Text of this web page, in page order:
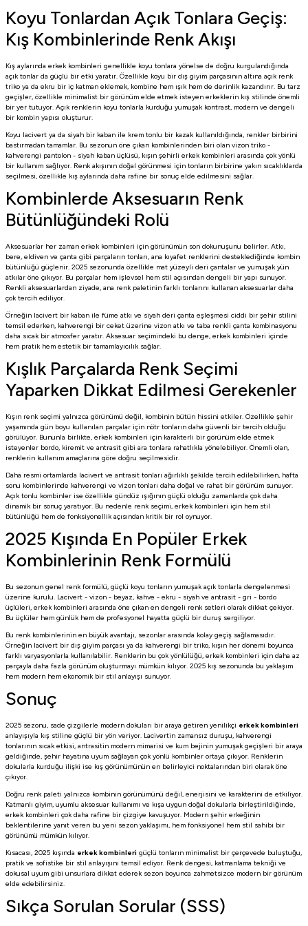
Koyu Tonlardan Açık Tonlara Geçiş:
Kış Kombinlerinde Renk Akışı
Kış aylarında erkek kombinleri genellikle koyu tonlara yönelse de doğru kurgulandığında
açık tonlar da güçlü bir etki yaratır. Özellikle koyu bir dış giyim parçasının altına açık renk
triko ya da ekru bir iç katman eklemek, kombine hem ışık hem de derinlik kazandırır. Bu tarz
geçişler, özellikle minimalist bir görünüm elde etmek isteyen erkeklerin kış stilinde önemli
bir yer tutuyor. Açık renklerin koyu tonlarla kurduğu yumuşak kontrast, modern ve dengeli
bir kombin yapısı oluşturur.
Koyu lacivert ya da siyah bir kaban ile krem tonlu bir kazak kullanıldığında, renkler birbirini
bastırmadan tamamlar. Bu sezonun öne çıkan kombinlerinden biri olan vizon triko -
kahverengi pantolon - siyah kaban üçlüsü, kışın şehirli erkek kombinleri arasında çok yönlü
bir kullanım sağlıyor. Renk akışının doğal görünmesi için tonların birbirine yakın sıcaklıklarda
seçilmesi, özellikle kış aylarında daha rafine bir sonuç elde edilmesini sağlar.
Kombinlerde Aksesuarın Renk
Bütünlüğündeki Rolü
Aksesuarlar her zaman erkek kombinleri için görünümün son dokunuşunu belirler. Atkı,
bere, eldiven ve çanta gibi parçaların tonları, ana kıyafet renklerini desteklediğinde kombin
bütünlüğü güçlenir. 2025 sezonunda özellikle mat yüzeyli deri çantalar ve yumuşak yün
atkılar öne çıkıyor. Bu parçalar hem işlevsel hem stil açısından dengeli bir yapı sunuyor.
Renkli aksesuarlardan ziyade, ana renk paletinin farklı tonlarını kullanan aksesuarlar daha
çok tercih ediliyor.
Örneğin lacivert bir kaban ile füme atkı ve siyah deri çanta eşleşmesi ciddi bir şehir stilini
temsil ederken, kahverengi bir ceket üzerine vizon atkı ve taba renkli çanta kombinasyonu
daha sıcak bir atmosfer yaratır. Aksesuar seçimindeki bu denge, erkek kombinleri içinde
hem pratik hem estetik bir tamamlayıcılık sağlar.
Kışlık Parçalarda Renk Seçimi
Yaparken Dikkat Edilmesi Gerekenler
Kışın renk seçimi yalnızca görünümü değil, kombinin bütün hissini etkiler. Özellikle şehir
yaşamında gün boyu kullanılan parçalar için nötr tonların daha güvenli bir tercih olduğu
görülüyor. Bununla birlikte, erkek kombinleri için karakterli bir görünüm elde etmek
isteyenler bordo, kiremit ve antrasit gibi ara tonlara rahatlıkla yönelebiliyor. Önemli olan,
renklerin kullanım amaçlarına göre doğru seçilmesidir.
Daha resmi ortamlarda lacivert ve antrasit tonları ağırlıklı şekilde tercih edilebilirken, hafta
sonu kombinlerinde kahverengi ve vizon tonları daha doğal ve rahat bir görünüm sunuyor.
Açık tonlu kombinler ise özellikle gündüz ışığının güçlü olduğu zamanlarda çok daha
dinamik bir sonuç yaratıyor. Bu nedenle renk seçimi, erkek kombinleri için hem stil
bütünlüğü hem de fonksiyonellik açısından kritik bir rol oynuyor.
2025 Kışında En Popüler Erkek
Kombinlerinin Renk Formülü
Bu sezonun genel renk formülü, güçlü koyu tonların yumuşak açık tonlarla dengelenmesi
üzerine kurulu. Lacivert - vizon - beyaz, kahve - ekru - siyah ve antrasit - gri - bordo
üçlüleri, erkek kombinleri arasında öne çıkan en dengeli renk setleri olarak dikkat çekiyor.
Bu üçlüler hem günlük hem de profesyonel hayatta güçlü bir duruş sergiliyor.
Bu renk kombinlerinin en büyük avantajı, sezonlar arasında kolay geçiş sağlamasıdır.
Örneğin lacivert bir dış giyim parçası ya da kahverengi bir triko, kışın her dönemi boyunca
farklı varyasyonlarla kullanılabilir. Renklerin bu çok yönlülüğü, erkek kombinleri için daha az
parçayla daha fazla görünüm oluşturmayı mümkün kılıyor. 2025 kış sezonunda bu yaklaşım
hem modern hem ekonomik bir stil anlayışı sunuyor.
Sonuç
2025 sezonu, sade çizgilerle modern dokuları bir araya getiren yenilikçi erkek kombinleri
anlayışıyla kış stiline güçlü bir yön veriyor. Lacivertin zamansız duruşu, kahverengi
tonlarının sıcak etkisi, antrasitin modern mimarisi ve kum bejinin yumuşak geçişleri bir araya
geldiğinde, şehir hayatına uyum sağlayan çok yönlü kombinler ortaya çıkıyor. Renklerin
dokularla kurduğu ilişki ise kış görünümünün en belirleyici noktalarından biri olarak öne
çıkıyor.
Doğru renk paleti yalnızca kombinin görünümünü değil, enerjisini ve karakterini de etkiliyor.
Katmanlı giyim, uyumlu aksesuar kullanımı ve kışa uygun doğal dokularla birleştirildiğinde,
erkek kombinleri çok daha rafine bir çizgiye kavuşuyor. Modern şehir erkeğinin
beklentilerine yanıt veren bu yeni sezon yaklaşımı, hem fonksiyonel hem stil sahibi bir
görünümü mümkün kılıyor.
Kısacası, 2025 kışında erkek kombinleri güçlü tonların minimalist bir çerçevede buluştuğu,
pratik ve sofistike bir stil anlayışını temsil ediyor. Renk dengesi, katmanlama tekniği ve
dokusal uyum gibi unsurlara dikkat ederek sezon boyunca zahmetsizce modern bir görünüm
elde edebilirsiniz.
Sıkça Sorulan Sorular (SSS)